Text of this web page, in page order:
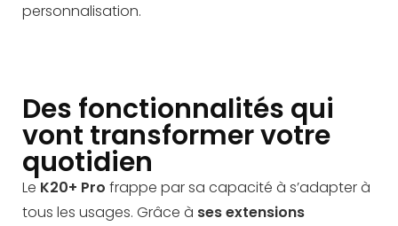
personnalisation.
Des fonctionnalités qui
vont transformer votre
quotidien
Le K20+ Pro frappe par sa capacité à s’adapter à
tous les usages. Grâce à ses extensions